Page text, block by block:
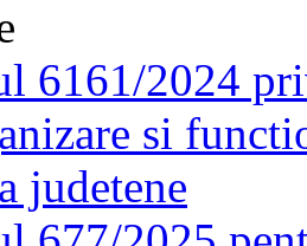
6161/2024
si
judetene